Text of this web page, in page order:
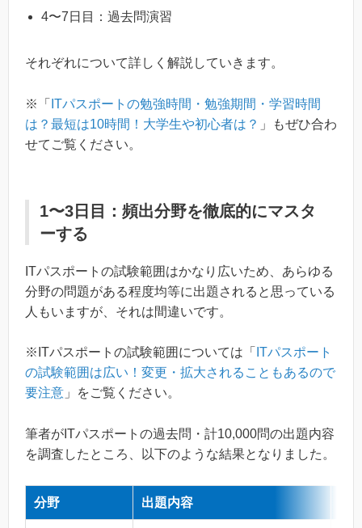
4〜7日目：過去問演習
それぞれについて詳しく解説していきます。
※「 ITパスポートの勉強時間・勉強期間・学習時間
は？最短は10時間！大学生や初心者は？ 」もぜひ合わ
せてご覧ください。
1〜3日目：頻出分野を徹底的にマスタ
ーする
ITパスポートの試験範囲はかなり広いため、あらゆる
分野の問題がある程度均等に出題されると思っている
人もいますが、それは間違いです。
※ITパスポートの試験範囲については「 ITパスポート
の試験範囲は広い！変更・拡大されることもあるので
要注意 」をご覧ください。
筆者がITパスポートの過去問・計10,000問の出題内容
を調査したところ、以下のような結果となりました。
分野 出題内容